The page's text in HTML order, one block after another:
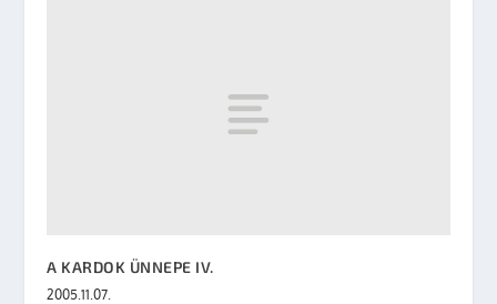
A KARDOK ÜNNEPE IV.
2005.11.07.